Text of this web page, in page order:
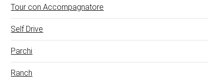
Tour con Accompagnatore
Self Drive
Parchi
Ranch